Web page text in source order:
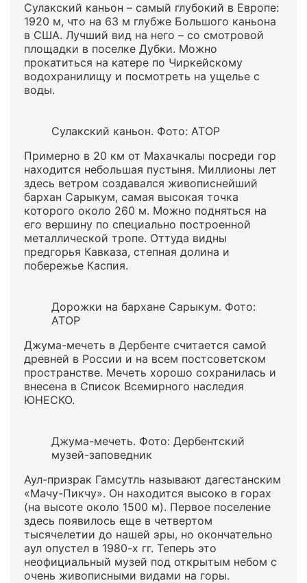
Сулакский каньон – самый глубокий в Европе:
1920 м, что на 63 м глубже Большого каньона
в США. Лучший вид на него – со смотровой
площадки в поселке Дубки. Можно
прокатиться на катере по Чиркейскому
водохранилищу и посмотреть на ущелье с
воды.
Сулакский каньон. Фото: АТОР
Примерно в 20 км от Махачкалы посреди гор
находится небольшая пустыня. Миллионы лет
здесь ветром создавался живописнейший
бархан Сарыкум, самая высокая точка
которого около 260 м. Можно подняться на
его вершину по специально построенной
металлической тропе. Оттуда видны
предгорья Кавказа, степная долина и
побережье Каспия.
Дорожки на бархане Сарыкум. Фото:
АТОР
Джума-мечеть в Дербенте считается самой
древней в России и на всем постсоветском
пространстве. Мечеть хорошо сохранилась и
внесена в Список Всемирного наследия
ЮНЕСКО.
Джума-мечеть. Фото: Дербентский
музей-заповедник
Аул-призрак Гамсутль называют дагестанским
«Мачу-Пикчу». Он находится высоко в горах
(на высоте около 1500 м). Первое поселение
здесь появилось еще в четвертом
тысячелетии до нашей эры, но окончательно
аул опустел в 1980-х гг. Теперь это
неофициальный музей под открытым небом с
очень живописными видами на горы.